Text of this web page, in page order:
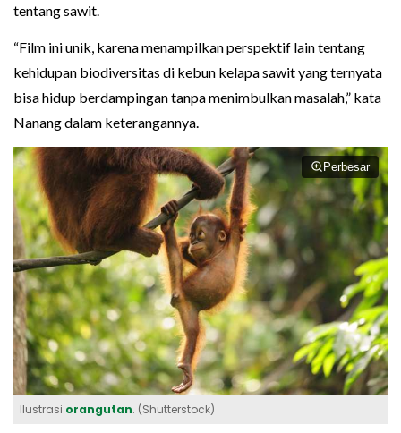
tentang sawit.
“Film ini unik, karena menampilkan perspektif lain tentang
kehidupan biodiversitas di kebun kelapa sawit yang ternyata
bisa hidup berdampingan tanpa menimbulkan masalah,” kata
Nanang dalam keterangannya.
Perbesar
Ilustrasi orangutan. (Shutterstock)